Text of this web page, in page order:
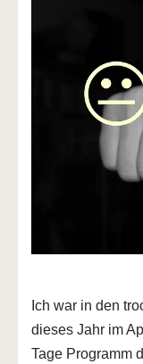
Ich war in den
dieses Jahr im
Tage Programm